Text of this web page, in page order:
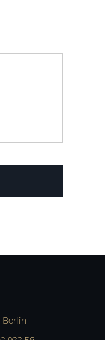
Berlin